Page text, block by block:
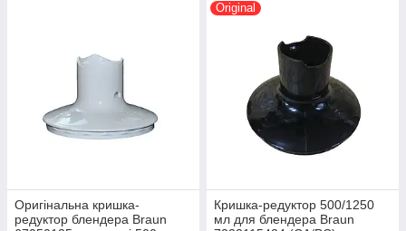
Оригінальна кришка-
редуктор блендера Braun
Original
Кришка-редуктор 500/1250
мл для блендера Braun